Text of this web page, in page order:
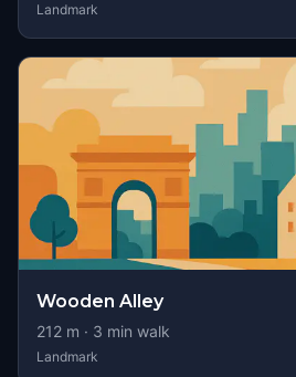
Landmark
Wooden Alley
212 m · 3 min walk
Landmark